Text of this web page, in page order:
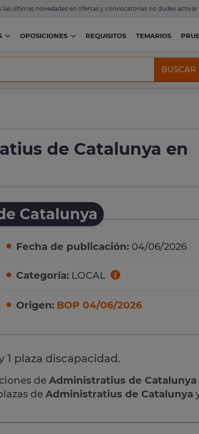
últimas novedades en ofertas y convocatorias no dudes activar
OPOSICIONES REQUISITOS TEMARIOS
BUSCAR
de Catalunya en
Catalunya
Fecha de publicación: 04/06/2026
Categoría: LOCAL
Origen: BOP 04/06/2026
1 plaza discapacidad.
de Administratius de Catalunya
de Administratius de Catalunya